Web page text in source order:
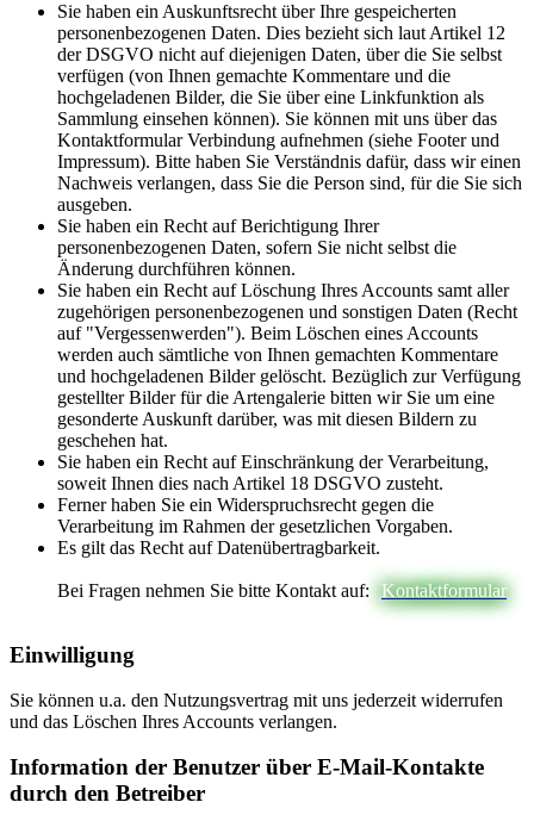
Sie haben ein Auskunftsrecht über Ihre gespeicherten
personenbezogenen Daten. Dies bezieht sich laut Artikel 12
der DSGVO nicht auf diejenigen Daten, über die Sie selbst
verfügen (von Ihnen gemachte Kommentare und die
hochgeladenen Bilder, die Sie über eine Linkfunktion als
Sammlung einsehen können). Sie können mit uns über das
Kontaktformular Verbindung aufnehmen (siehe Footer und
Impressum). Bitte haben Sie Verständnis dafür, dass wir einen
Nachweis verlangen, dass Sie die Person sind, für die Sie sich
ausgeben.
Sie haben ein Recht auf Berichtigung Ihrer
personenbezogenen Daten, sofern Sie nicht selbst die
Änderung durchführen können.
Sie haben ein Recht auf Löschung Ihres Accounts samt aller
zugehörigen personenbezogenen und sonstigen Daten (Recht
auf "Vergessenwerden"). Beim Löschen eines Accounts
werden auch sämtliche von Ihnen gemachten Kommentare
und hochgeladenen Bilder gelöscht. Bezüglich zur Verfügung
gestellter Bilder für die Artengalerie bitten wir Sie um eine
gesonderte Auskunft darüber, was mit diesen Bildern zu
geschehen hat.
Sie haben ein Recht auf Einschränkung der Verarbeitung,
soweit Ihnen dies nach Artikel 18 DSGVO zusteht.
Ferner haben Sie ein Widerspruchsrecht gegen die
Verarbeitung im Rahmen der gesetzlichen Vorgaben.
Es gilt das Recht auf Datenübertragbarkeit.
Bei Fragen nehmen Sie bitte Kontakt auf: Kontaktformular
Einwilligung
Sie können u.a. den Nutzungsvertrag mit uns jederzeit widerrufen
und das Löschen Ihres Accounts verlangen.
Information der Benutzer über E-Mail-Kontakte
durch den Betreiber